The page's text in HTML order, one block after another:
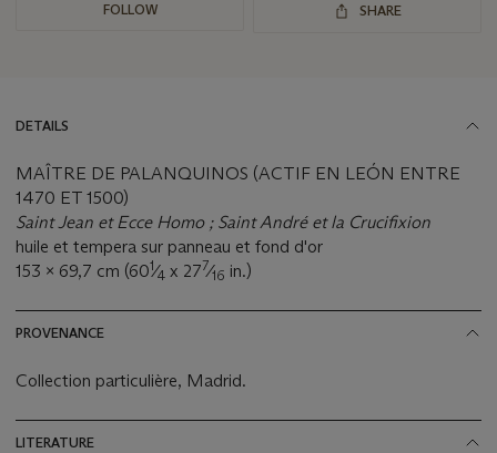
FOLLOW SHARE
DETAILS
MAÎTRE DE PALANQUINOS (ACTIF EN LEÓN ENTRE
1470 ET 1500)
Saint Jean et Ecce Homo ; Saint André et la Crucifixion
huile et tempera sur panneau et fond d'or
153 x 69,7 cm (601⁄4 x 277⁄16 in.)
PROVENANCE
Collection particulière, Madrid.
LITERATURE